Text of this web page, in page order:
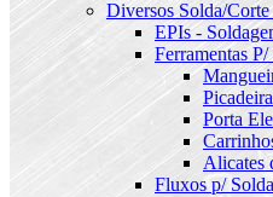
Diversos Solda/Corte
EPIs -
Ferramentas
Porta
Alicates
Fluxos p/ Solda